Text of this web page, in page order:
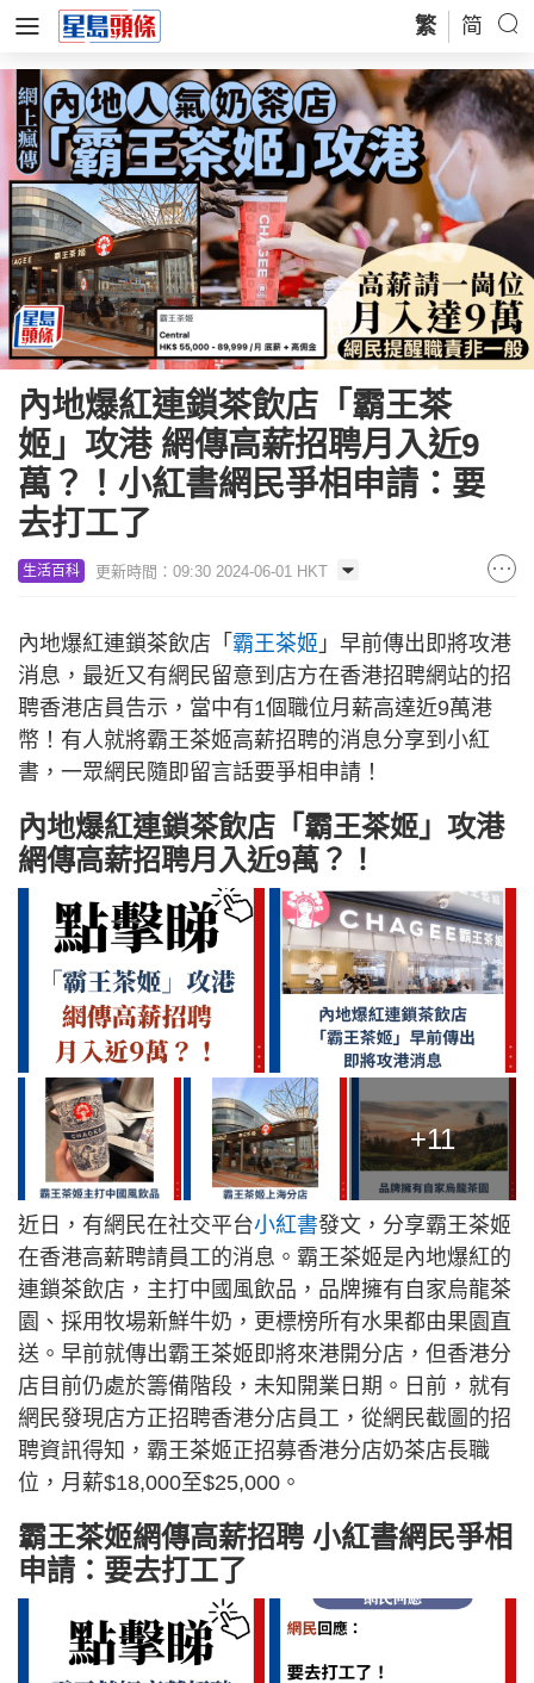
繁 简
內地爆紅連鎖茶飲店「霸王茶
姬」攻港 網傳高薪招聘月入近9
萬？！小紅書網民爭相申請：要
去打工了
生活百科 更新時間：09:30 2024-06-01 HKT
內地爆紅連鎖茶飲店「 霸王茶姬 」早前傳出即將攻港
消息，最近又有網民留意到店方在香港招聘網站的招
聘香港店員告示，當中有1個職位月薪高達近9萬港
幣！有人就將霸王茶姬高薪招聘的消息分享到小紅
書，一眾網民隨即留言話要爭相申請！
內地爆紅連鎖茶飲店「霸王茶姬」攻港
網傳高薪招聘月入近9萬？！
+11
近日，有網民在社交平台小紅書發文，分享霸王茶姬
在香港高薪聘請員工的消息。霸王茶姬是內地爆紅的
連鎖茶飲店，主打中國風飲品，品牌擁有自家烏龍茶
園、採用牧場新鮮牛奶，更標榜所有水果都由果園直
送。早前就傳出霸王茶姬即將來港開分店，但香港分
店目前仍處於籌備階段，未知開業日期。日前，就有
網民發現店方正招聘香港分店員工，從網民截圖的招
聘資訊得知，霸王茶姬正招募香港分店奶茶店長職
位，月薪$18,000至$25,000。
霸王茶姬網傳高薪招聘 小紅書網民爭相
申請：要去打工了